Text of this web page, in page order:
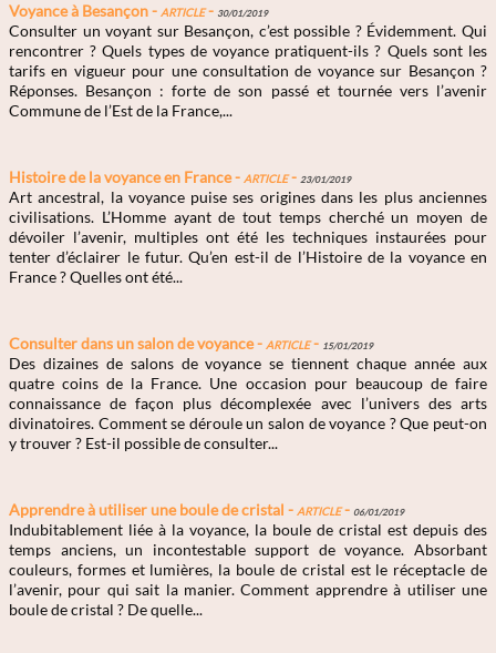
Voyance à Besançon -Article- 30/01/2019
Consulter un voyant sur Besançon, c’est possible ? Évidemment. Qui
rencontrer ? Quels types de voyance pratiquent-ils ? Quels sont les
tarifs en vigueur pour une consultation de voyance sur Besançon ?
Réponses. Besançon : forte de son passé et tournée vers l’avenir
Commune de l’Est de la France,...
Histoire de la voyance en France -Article- 23/01/2019
Art ancestral, la voyance puise ses origines dans les plus anciennes
civilisations. L’Homme ayant de tout temps cherché un moyen de
dévoiler l’avenir, multiples ont été les techniques instaurées pour
tenter d’éclairer le futur. Qu’en est-il de l’Histoire de la voyance en
France ? Quelles ont été...
Consulter dans un salon de voyance -Article- 15/01/2019
Des dizaines de salons de voyance se tiennent chaque année aux
quatre coins de la France. Une occasion pour beaucoup de faire
connaissance de façon plus décomplexée avec l’univers des arts
divinatoires. Comment se déroule un salon de voyance ? Que peut-on
y trouver ? Est-il possible de consulter...
Apprendre à utiliser une boule de cristal -Article- 06/01/2019
Indubitablement liée à la voyance, la boule de cristal est depuis des
temps anciens, un incontestable support de voyance. Absorbant
couleurs, formes et lumières, la boule de cristal est le réceptacle de
l’avenir, pour qui sait la manier. Comment apprendre à utiliser une
boule de cristal ? De quelle...